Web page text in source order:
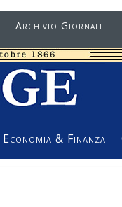
Archivio Giornali
Economia & Finanza